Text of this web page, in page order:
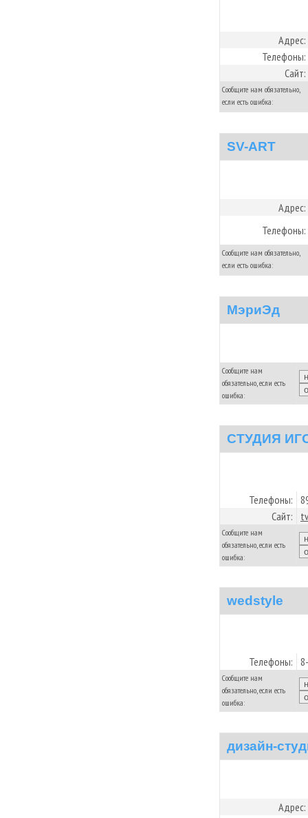
Адрес:
Телефоны:
Сайт:
Сообщите нам обязательно,
если есть ошибка:
SV-ART
Адрес:
Телефоны:
Сообщите нам обязательно,
если есть ошибка:
МэриЭд
Сообщите нам
обязательно, если есть
ошибка:
СТУДИЯ
Телефоны:
Сайт:
Сообщите нам
обязательно, если есть
ошибка:
wedstyle
Телефоны:
Сообщите нам
обязательно, если есть
ошибка:
дизайн-
Адрес: